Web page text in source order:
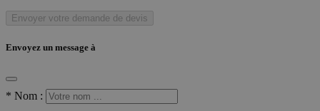
Envoyer votre demande de devis
Envoyez un message à
* Nom :